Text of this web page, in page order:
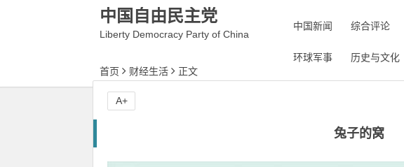
中国自由民主党
Liberty Democracy Party of China
中国新闻 综合评论
环球军事 历史与文化
首页
财经生活 正文
兔子的窝
A+